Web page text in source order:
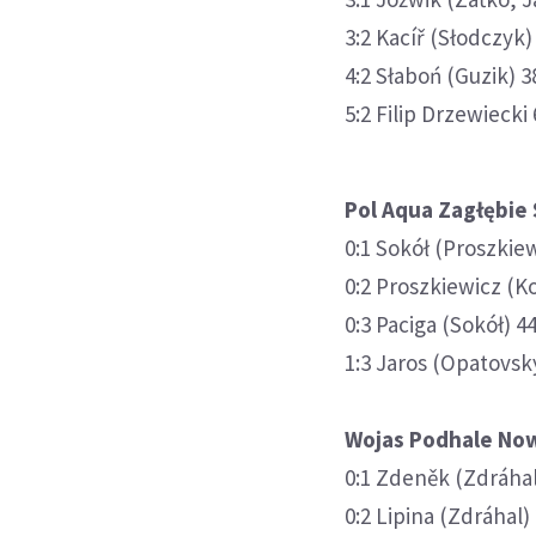
3:2 Kacíř
4:2 Słaboń (Guzik)
5:2 Filip Drzewiecki
Pol Aqua
0:1 Sokół
0:2 Proszkiewicz
0:3 Paciga (Sokół)
1:3 Jaros
Wojas Podhale
0:1 Zdeněk
0:2 Lipina (Zdráhal)